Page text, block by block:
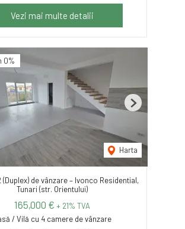
Vezi mai multe detalii
0%
Harta
Next
(Duplex) de vânzare – Ivonco Residential,
Tunari (str. Orientului)
165,000 € + 21% TVA
/ Vilă cu 4 camere de vânzare